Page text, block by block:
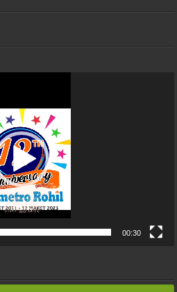
00:30